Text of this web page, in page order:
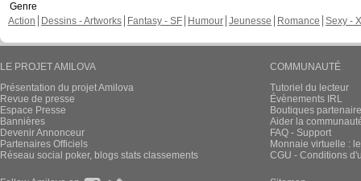
Genre
Action
Dessins - Artworks Fantasy - SF Humour Jeunesse Romance Sexy -
LE PROJET AMILOVA
Présentation du projet Amilova
Revue de presse
Espace Presse
Bannières
Devenir Annonceur
Partenaires Officiels
Réseau social poker, blogs stats classements
COMMUNAUTÉ
Tutoriel du lecteur
Évènements IRL
Boutiques
Aider la
FAQ - Support
Monnaie virtuelle :
CGU - Conditions